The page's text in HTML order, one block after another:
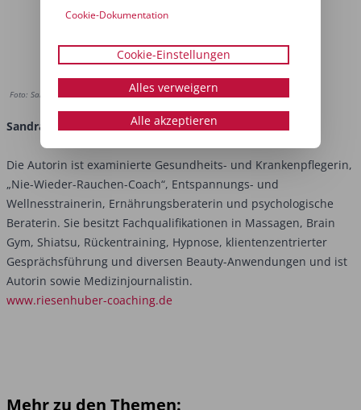
Foto: Sandra Riesenhuber
Sandra Riesenhuber
Die Autorin ist examinierte Gesundheits- und Krankenpflegerin,
„Nie-Wieder-Rauchen-Coach“, Entspannungs- und
Wellnesstrainerin, Ernährungsberaterin und psychologische
Beraterin. Sie besitzt Fachqualifikationen in Massagen, Brain
Gym, Shiatsu, Rückentraining, Hypnose, klientenzentrierter
Gesprächsführung und diversen Beauty-Anwendungen und ist
Autorin sowie Medizinjournalistin.
www.riesenhuber-coaching.de
Mehr zu den Themen:
Cookie-Dokumentation
Cookie-Einstellungen
Alles verweigern
Alle akzeptieren